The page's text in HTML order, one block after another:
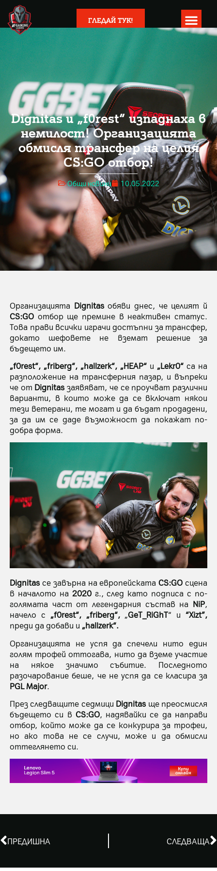
ГЛЕДАЙ ТУК!
Dignitas и „f0rest“ изпаднаха в
немилост! Организацията
обмисля трансфер на целия
CS:GO отбор!
Общи новини 10.05.2022
Организацията Dignitasобяви днес, че целият й
CS:GO отбор ще премине в неактивен статус.
Това прави всички играчи достъпни за трансфер,
докато шефовете не вземат решение за
бъдещето им.
„f0rest“, „friberg“, „hallzerk“, „HEAP“ и „Lekr0“ са на
разположение на трансферния пазар, и въпреки
че от Dignitas заявяват, че се проучват различни
варианти, в които може да се включат някои
тези ветерани, те могат и да бъдат продадени,
за да им се даде възможност да покажат по-
добра форма.
Dignitas се завърна на европейскатаCS:GO сцена
в началото на 2020г., след като подписа с по-
голямата част от легендарния състав на NiP,
начело с „f0rest“, „friberg“, „GeT_RiGhT“ и“Xizt”,
преди да добави и „hallzerk“.
Организацията не успя да спечели нито един
голям трофей оттогава, нито да вземе участие
на някое значимо събитие. Последното
разочарование беше, че не успя да се класира за
PGL Major.
През следващите седмици Dignitas ще преосмисля
бъдещето си в CS:GO, надявайки се да направи
отбор, който може да се конкурира за трофеи,
но ако това не се случи, може и да обмисли
оттеглянето си.
ПРЕДИШНА СЛЕДВАЩА